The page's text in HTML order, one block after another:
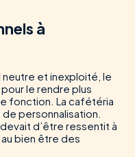
à
neutre et inexploité, le
le rendre plus
fonction. La cafétéria
personnalisation.
d’être ressentit à
bien être des